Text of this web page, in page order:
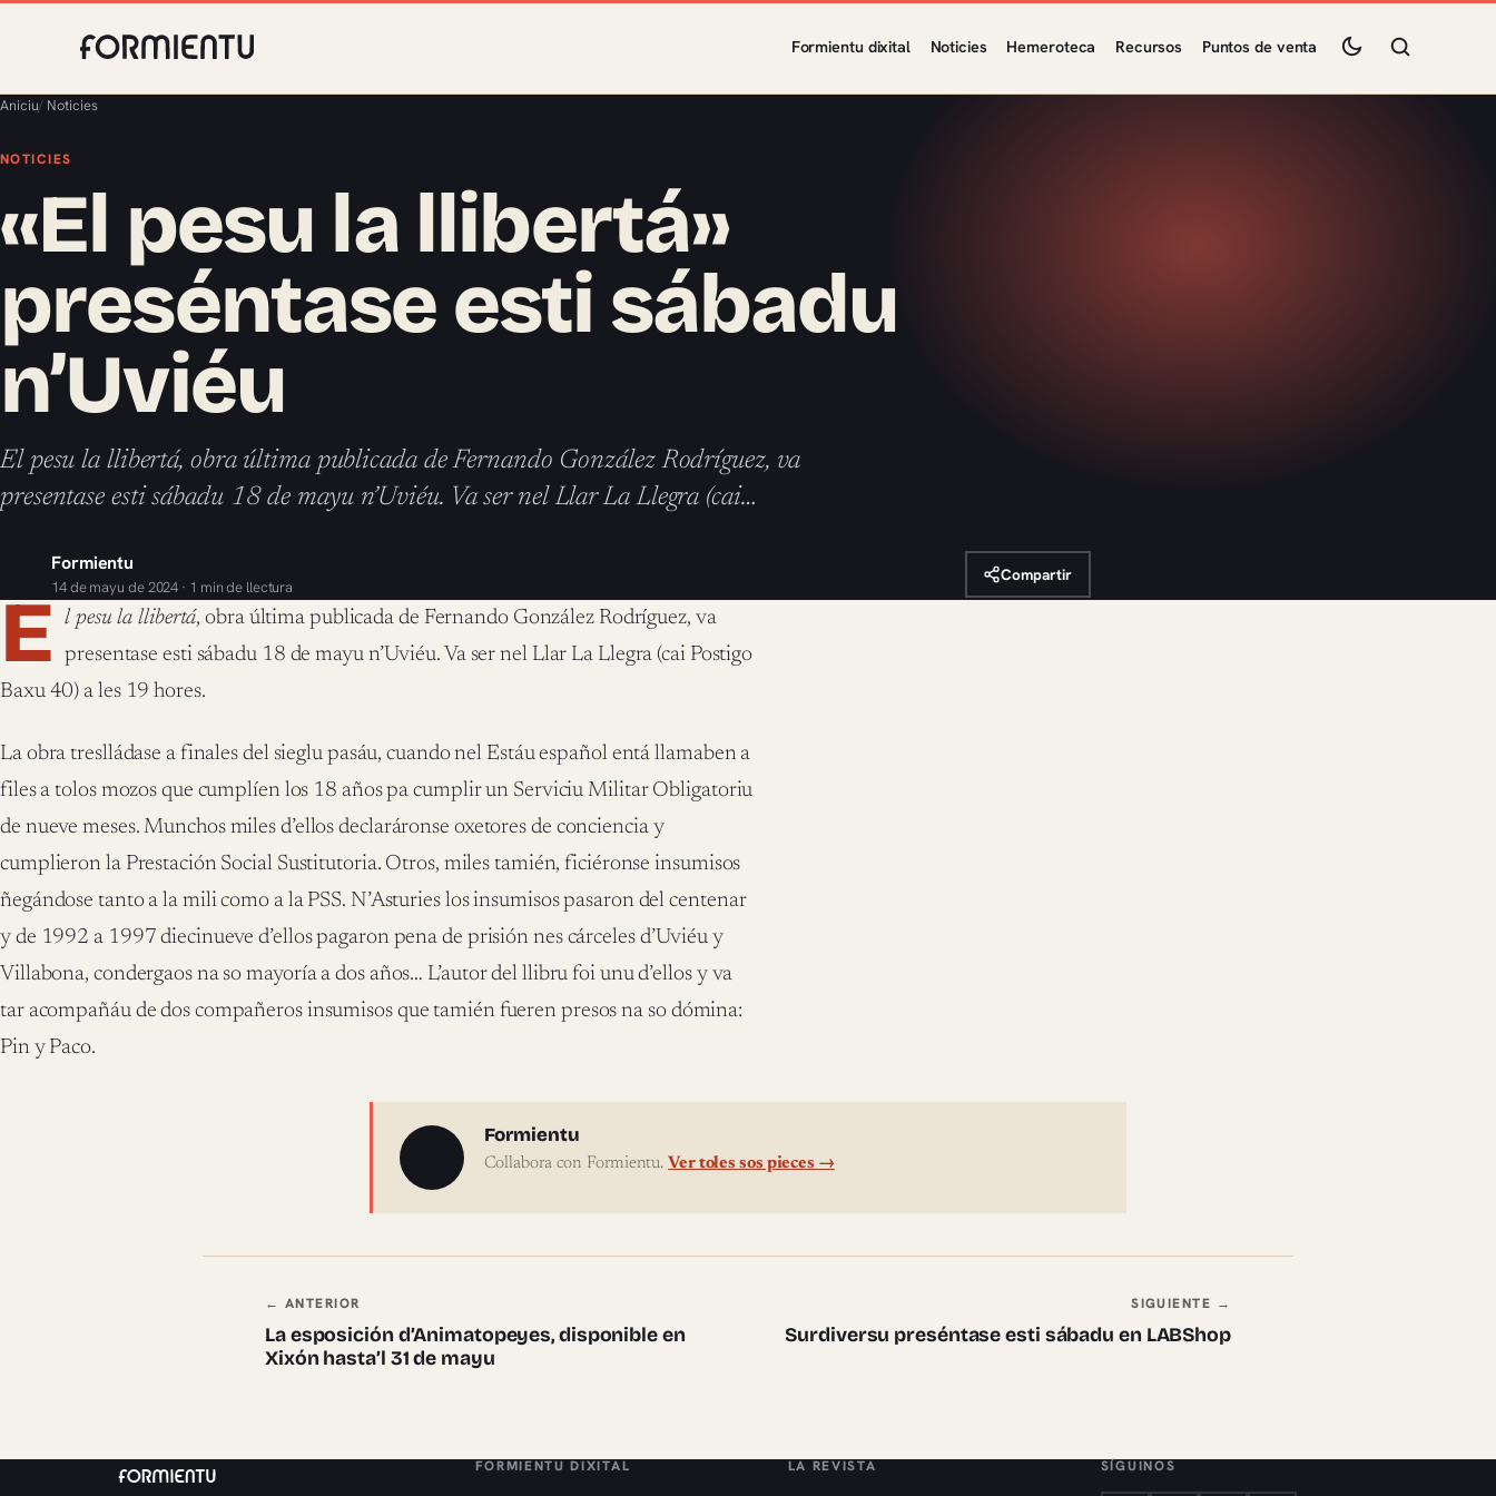
Formientu dixital Noticies Hemeroteca Recursos Puntos de venta
Aniciu/ Noticies
NOTICIES
«El pesu la llibertá»
preséntase esti sábadu
n’Uviéu
El pesu la llibertá, obra última publicada de Fernando González Rodríguez, va
presentase esti sábadu 18 de mayu n’Uviéu. Va ser nel Llar La Llegra (cai…
Formientu
14 de mayu de 2024 · 1 min de llectura
Compartir
E l pesu la llibertá, obra última publicada de Fernando González Rodríguez, va
presentase esti sábadu 18 de mayu n’Uviéu. Va ser nel Llar La Llegra (cai Postigo
Baxu 40) a les 19 hores.
La obra treslládase a finales del sieglu pasáu, cuando nel Estáu español entá llamaben a
files a tolos mozos que cumplíen los 18 años pa cumplir un Serviciu Militar Obligatoriu
de nueve meses. Munchos miles d’ellos declaráronse oxetores de conciencia y
cumplieron la Prestación Social Sustitutoria. Otros, miles tamién, ficiéronse insumisos
ñegándose tanto a la mili como a la PSS. N’Asturies los insumisos pasaron del centenar
y de 1992 a 1997 diecinueve d’ellos pagaron pena de prisión nes cárceles d’Uviéu y
Villabona, condergaos na so mayoría a dos años… L’autor del llibru foi unu d’ellos y va
tar acompañáu de dos compañeros insumisos que tamién fueren presos na so dómina:
Pin y Paco.
Sobre l'autor
Formientu
Collabora con Formientu. Ver toles sos pieces →
Navegación ente pieces
← ANTERIOR
La esposición d’Animatopeyes, disponible en
Xixón hasta’l 31 de mayu
SIGUIENTE →
Surdiversu preséntase esti sábadu en LABShop
FORMIENTU DIXITAL LA REVISTA SÍGUINOS